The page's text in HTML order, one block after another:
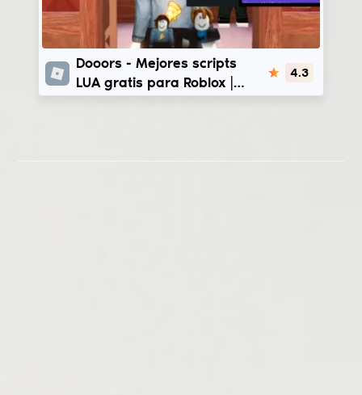
Dooors - Mejores scripts
LUA gratis para Roblox |
4.3